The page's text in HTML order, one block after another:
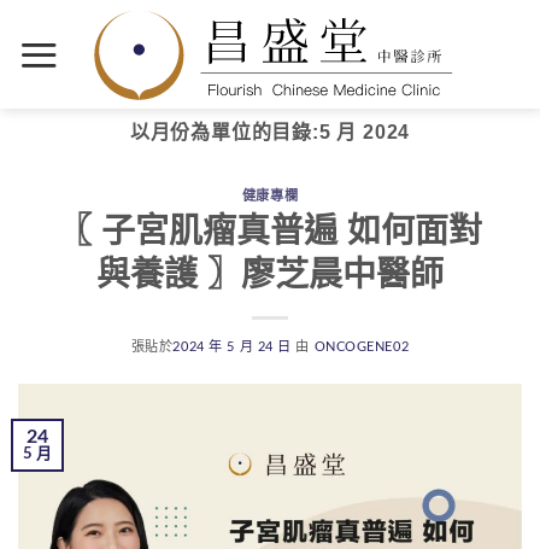
以月份為單位的目錄:5 月 2024
健康專欄
〖 子宮肌瘤真普遍 如何面對
與養護 〗廖芝晨中醫師
張貼於2024 年 5 月 24 日 由 ONCOGENE02
24
5 月